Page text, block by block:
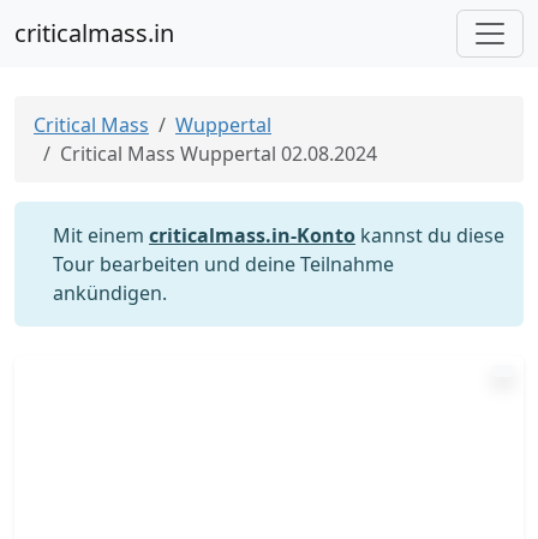
criticalmass.in
Critical Mass
Wuppertal
Critical Mass Wuppertal 02.08.2024
Mit einem criticalmass.in-Konto kannst du diese
Tour bearbeiten und deine Teilnahme
ankündigen.